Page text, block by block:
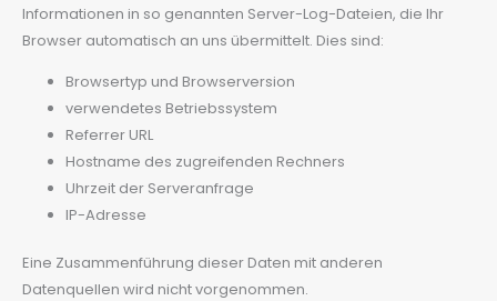
Informationen in so genannten Server-Log-Dateien, die Ihr
Browser automatisch an uns übermittelt. Dies sind:
Browsertyp und Browserversion
verwendetes Betriebssystem
Referrer URL
Hostname des zugreifenden Rechners
Uhrzeit der Serveranfrage
IP-Adresse
Eine Zusammenführung dieser Daten mit anderen
Datenquellen wird nicht vorgenommen.